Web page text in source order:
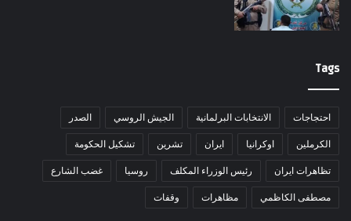
Tags
احتجاجات الانتخابات البرلمانية الجيش الروسي الصدر
الكرملين اوكرانيا ايران تشرين تشكيل الحكومة
تظاهرات ايران رئيس الوزراء المكلف روسيا غضب الشارع
مصطفى الكاظمي مظاهرات وقفات